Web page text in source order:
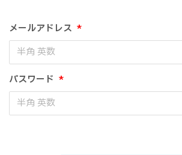
メールアドレス *
パスワード *